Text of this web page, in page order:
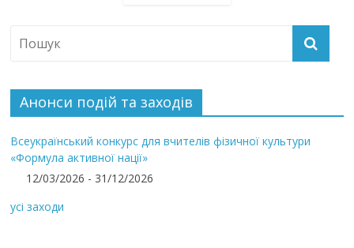
Анонси подій та заходів
Всеукраїнський конкурс для вчителів фізичної культури
«Формула активної нації»
12/03/2026 - 31/12/2026
усі заходи